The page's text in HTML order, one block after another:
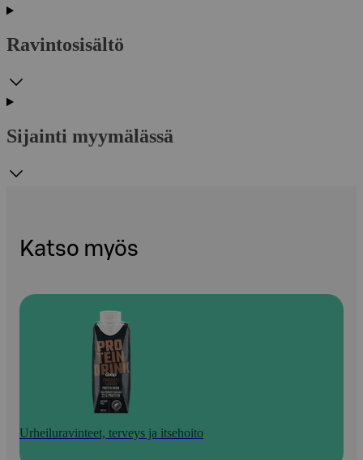
Ravintosisältö
Sijainti myymälässä
Katso myös
Urheiluravinteet, terveys ja itsehoito